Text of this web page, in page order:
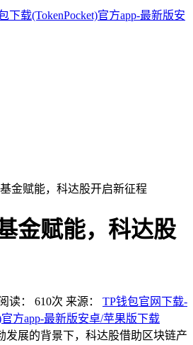
金赋能，科达股开启新征程
金赋能，科达股
读： 610次 来源： TP钱包官网下载-
官方app-最新版安卓/苹果版下载
发展的背景下，科达股借助区块链产